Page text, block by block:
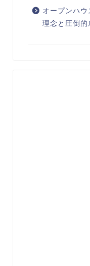
オープンハ
理念と圧倒的